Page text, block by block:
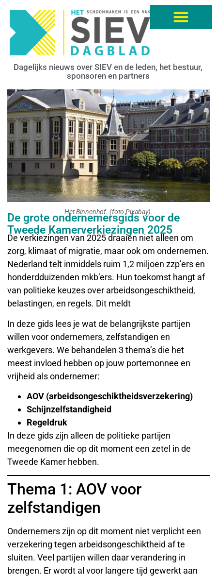
Dagelijks nieuws over SIEV en de leden, het bestuur,
sponsoren en partners
Het Binnenhof. (foto Pixabay).
De grote ondernemersgids voor de
Tweede Kamerverkiezingen 2025
De verkiezingen van 2025 draaien niet alleen om
zorg, klimaat of migratie, maar ook om ondernemen.
Nederland telt inmiddels ruim 1,2 miljoen zzp’ers en
honderdduizenden mkb’ers. Hun toekomst hangt af
van politieke keuzes over arbeidsongeschiktheid,
belastingen, en regels. Dit meldt
In deze gids lees je wat de belangrijkste partijen
willen voor ondernemers, zelfstandigen en
werkgevers. We behandelen 3 thema’s die het
meest invloed hebben op jouw portemonnee en
vrijheid als ondernemer:
AOV (arbeidsongeschiktheidsverzekering)
Schijnzelfstandigheid
Regeldruk
In deze gids zijn alleen de politieke partijen
meegenomen die op dit moment een zetel in de
Tweede Kamer hebben.
Thema 1: AOV voor
zelfstandigen
Ondernemers zijn op dit moment niet verplicht een
verzekering tegen arbeidsongeschiktheid af te
sluiten. Veel partijen willen daar verandering in
brengen. Er wordt al voor langere tijd gewerkt aan